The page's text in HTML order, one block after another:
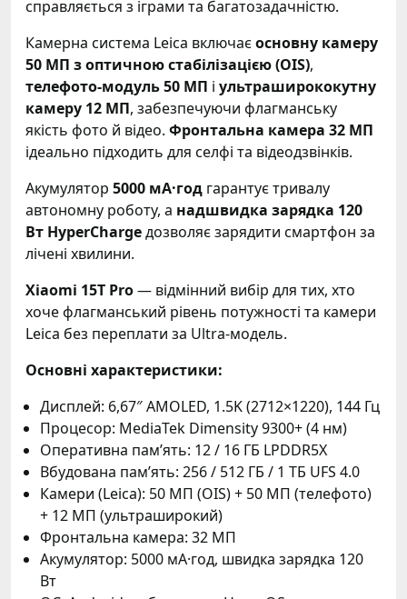
справляється з іграми та багатозадачністю.
Камерна система Leica включаєосновну камеру
50 МП з оптичною стабілізацією (OIS),
телефото-модуль 50 МП і ультраширококутну
камеру 12 МП, забезпечуючи флагманську
якість фото й відео. Фронтальна камера 32 МП
ідеально підходить для селфі та відеодзвінків.
Акумулятор 5000 мА·год гарантує тривалу
автономну роботу, а надшвидка зарядка 120
Вт HyperChargeдозволяє зарядити смартфон за
лічені хвилини.
Xiaomi 15T Pro— відмінний вибір для тих, хто
хоче флагманський рівень потужності та камери
Leica без переплати за Ultra-модель.
Основні характеристики:
Дисплей: 6,67″ AMOLED, 1.5K (2712×1220), 144 Гц
Процесор: MediaTek Dimensity 9300+ (4 нм)
Оперативна пам’ять: 12 / 16 ГБ LPDDR5X
Вбудована пам’ять: 256 / 512 ГБ / 1 ТБ UFS 4.0
Камери (Leica): 50 МП (OIS) + 50 МП (телефото)
+ 12 МП (ультраширокий)
Фронтальна камера: 32 МП
Акумулятор: 5000 мА·год, швидка зарядка 120
Вт